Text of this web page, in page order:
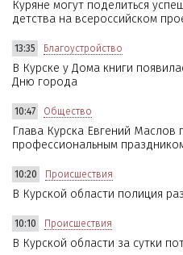
Куряне могут поделиться
детства на всероссийском
13:35 Благоустройство
В Курске у Дома книги
Дню города
10:47 Общество
Глава Курска Евгений Маслов
профессиональным
10:20 Происшествия
В Курской области полиция
10:10 Происшествия
В Курской области за сутки